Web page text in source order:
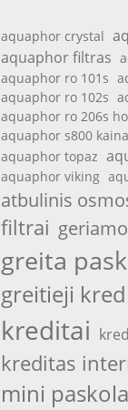
aquaphor crystal
aquaphor filtras
aquaphor ro 101s
aquaphor ro 102s
aquaphor ro 206s
aquaphor s800 kaina
aquaphor topaz
aquaphor viking
atbulinis
filtrai
greita
greitieji
kreditai
kreditas
mini paskola